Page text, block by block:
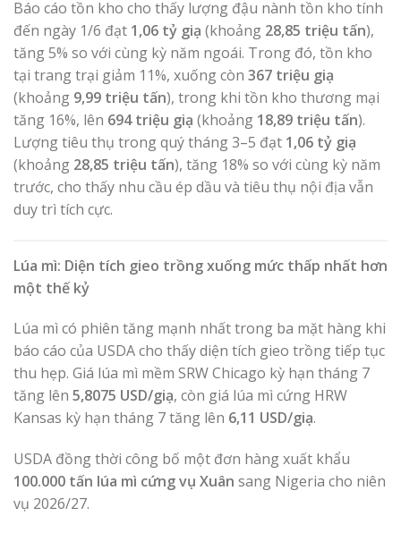
Báo cáo tồn kho cho thấy lượng đậu nành tồn kho tính
đến ngày 1/6 đạt 1,06 tỷ giạ (khoảng 28,85 triệu tấn),
tăng 5% so với cùng kỳ năm ngoái. Trong đó, tồn kho
tại trang trại giảm 11%, xuống còn 367 triệu giạ
(khoảng 9,99 triệu tấn), trong khi tồn kho thương mại
tăng 16%, lên 694 triệu giạ (khoảng 18,89 triệu tấn).
Lượng tiêu thụ trong quý tháng 3–5 đạt 1,06 tỷ giạ
(khoảng 28,85 triệu tấn), tăng 18% so với cùng kỳ năm
trước, cho thấy nhu cầu ép dầu và tiêu thụ nội địa vẫn
duy trì tích cực.
Lúa mì: Diện tích gieo trồng xuống mức thấp nhất hơn
một thế kỷ
Lúa mì có phiên tăng mạnh nhất trong ba mặt hàng khi
báo cáo của USDA cho thấy diện tích gieo trồng tiếp tục
thu hẹp. Giá lúa mì mềm SRW Chicago kỳ hạn tháng 7
tăng lên 5,8075 USD/giạ, còn giá lúa mì cứng HRW
Kansas kỳ hạn tháng 7 tăng lên 6,11 USD/giạ.
USDA đồng thời công bố một đơn hàng xuất khẩu
100.000 tấn lúa mì cứng vụ Xuân sang Nigeria cho niên
vụ 2026/27.